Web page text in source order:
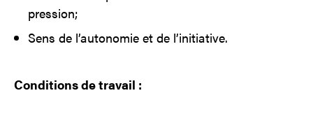
pression;
Sens de l’autonomie et de l’initiative.
Conditions de travail :